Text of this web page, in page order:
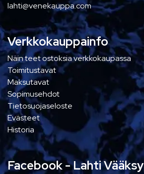
lahti@venekauppa.com
Verkkokauppainfo
Näin teet ostoksia verkkokaupassa
Toimitustavat
Maksutavat
Sopimusehdot
Tietosuojaseloste
Evästeet
Historia
Facebook - Lahti Vääksy